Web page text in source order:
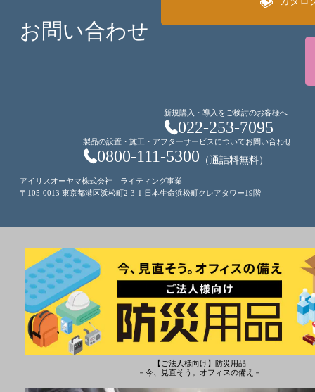
お問い合わせ
新規購入・導入をご検討のお客様へ
022-253-7095
製品の設置・施工・アフターサービスについてお問い合わせ
0800-111-5300 （通話料無料）
アイリスオーヤマ株式会社 ライティング事業
〒105-0013 東京都港区浜松町2-3-1 日本生命浜松町クレアタワー19階
【ご法人様向け】防災用品
－今、見直そう。オフィスの備え－